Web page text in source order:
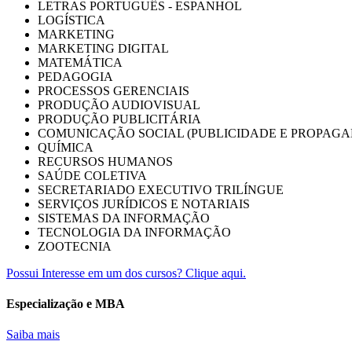
LETRAS PORTUGUÊS - ESPANHOL
LOGÍSTICA
MARKETING
MARKETING DIGITAL
MATEMÁTICA
PEDAGOGIA
PROCESSOS GERENCIAIS
PRODUÇÃO AUDIOVISUAL
PRODUÇÃO PUBLICITÁRIA
COMUNICAÇÃO SOCIAL (PUBLICIDADE E
QUÍMICA
RECURSOS HUMANOS
SAÚDE COLETIVA
SECRETARIADO EXECUTIVO TRILÍNGUE
SERVIÇOS JURÍDICOS E NOTARIAIS
SISTEMAS DA INFORMAÇÃO
TECNOLOGIA DA INFORMAÇÃO
ZOOTECNIA
Possui Interesse em um dos cursos? Clique aqui.
Especialização e MBA
Saiba mais